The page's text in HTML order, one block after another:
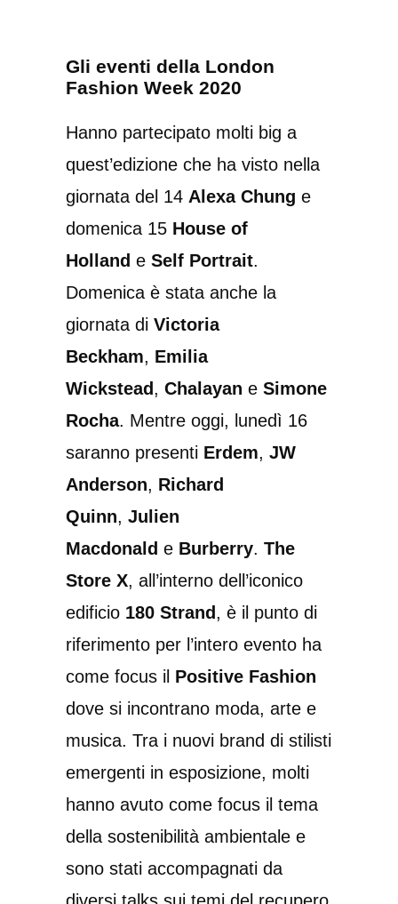
Gli eventi della London
Fashion Week 2020
Hanno partecipato molti big a
quest’edizione che ha visto nella
giornata del 14 Alexa Chung e
domenica 15 House of
Holland e Self Portrait.
Domenica è stata anche la
giornata di Victoria
Beckham, Emilia
Wickstead , Chalayan e Simone
Rocha. Mentre oggi, lunedì 16
saranno presenti Erdem, JW
Anderson, Richard
Quinn, Julien
Macdonald e Burberry. The
Store X, all’interno dell’iconico
edificio 180 Strand , è il punto di
riferimento per l’intero evento ha
come focus il Positive Fashion
dove si incontrano moda, arte e
musica. Tra i nuovi brand di stilisti
emergenti in esposizione, molti
hanno avuto come focus il tema
della sostenibilità ambientale e
sono stati accompagnati da